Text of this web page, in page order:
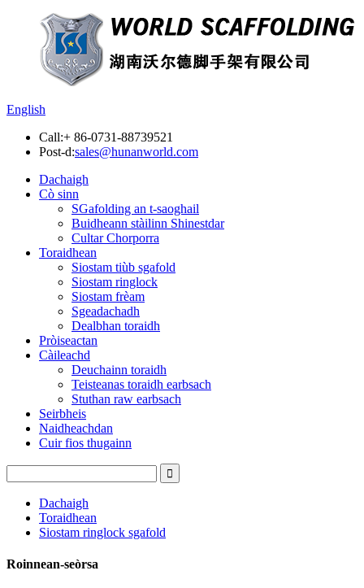
English
Call:+ 86-0731-88739521
Post-d:sales@hunanworld.com
Dachaigh
Cò sinn
SGafolding an t-saoghail
Buidheann stàilinn Shinestdar
Cultar Chorporra
Toraidhean
Siostam tiùb sgafold
Siostam ringlock
Siostam frèam
Sgeadachadh
Dealbhan toraidh
Pròiseactan
Càileachd
Deuchainn toraidh
Teisteanas toraidh earbsach
Stuthan raw earbsach
Seirbheis
Naidheachdan
Cuir fios thugainn
Dachaigh
Toraidhean
Siostam ringlock sgafold
Roinnean-seòrsa